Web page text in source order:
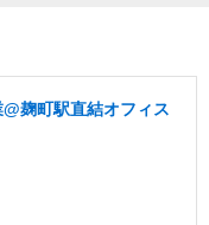
麹町駅直結オフィス